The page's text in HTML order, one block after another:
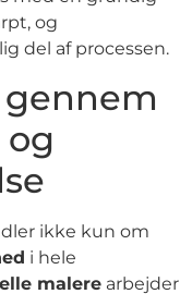
og
del af processen.
ikke kun om
i hele
malere arbejder